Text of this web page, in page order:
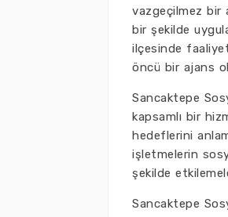
vazgeçilmez bir
bir şekilde
ilçesinde
öncü bir ajans
Sancaktepe
kapsamlı bir
hedeflerini
işletmelerin
şekilde
Sancaktepe